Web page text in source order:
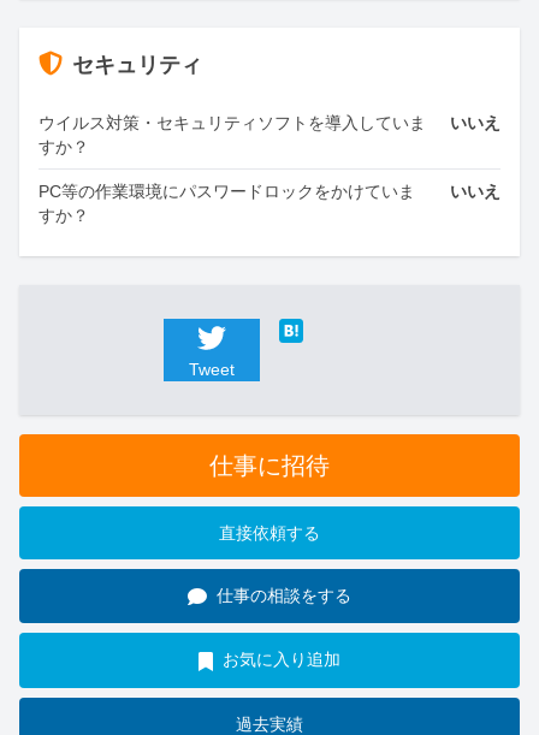
セキュリティ
ウイルス対策・セキュリティソフトを導入していま
すか？
いいえ
PC等の作業環境にパスワードロックをかけていま
すか？
いいえ
Tweet
仕事に招待
直接依頼する
仕事の相談をする
お気に入り追加
過去実績